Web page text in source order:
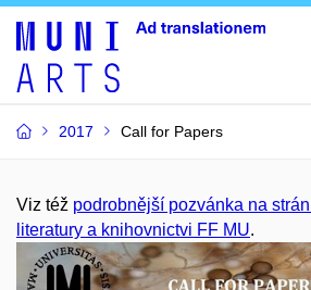
2017 Call for Papers
Viz též podrobnější pozvánka na
literatury a knihovnictvi FF MU.